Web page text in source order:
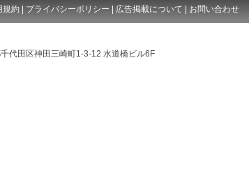
規約 | プライバシーポリシー | 広告掲載について | お問い合わせ
代田区神田三崎町1-3-12 水道橋ビル6F